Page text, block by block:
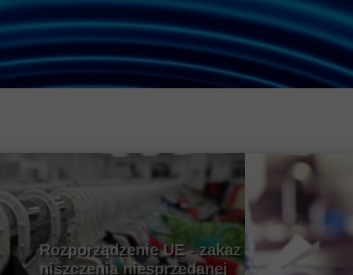
Rozporządzenie UE - zakaz
niszczenia niesprzedanej